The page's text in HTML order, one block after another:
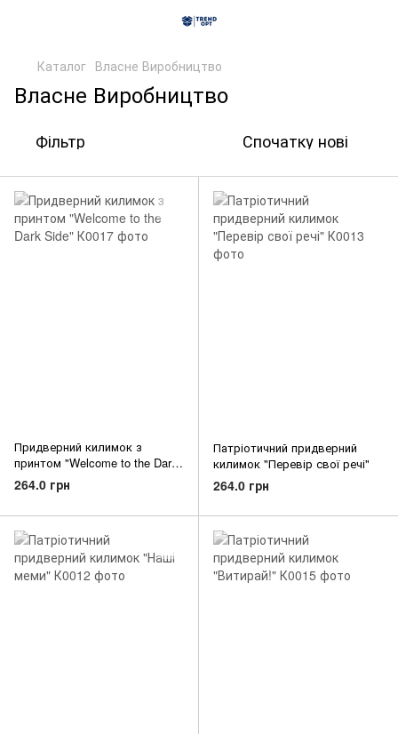
Каталог Власне Виробництво
Власне Виробництво
Фільтр Спочатку нові
Придверний килимок з
принтом "Welcome to the Dark
Side"
264.0 грн
Патріотичний придверний
килимок "Перевір свої речі"
264.0 грн